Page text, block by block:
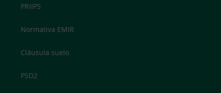
PRIIPS
Normativa EMIR
Cláusula suelo
PSD2